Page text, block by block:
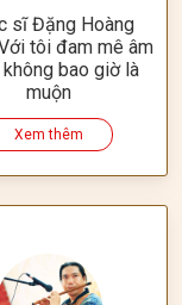
sĩ Đặng Hoàng
tôi đam mê âm
bao giờ là
muộn
Xem thêm